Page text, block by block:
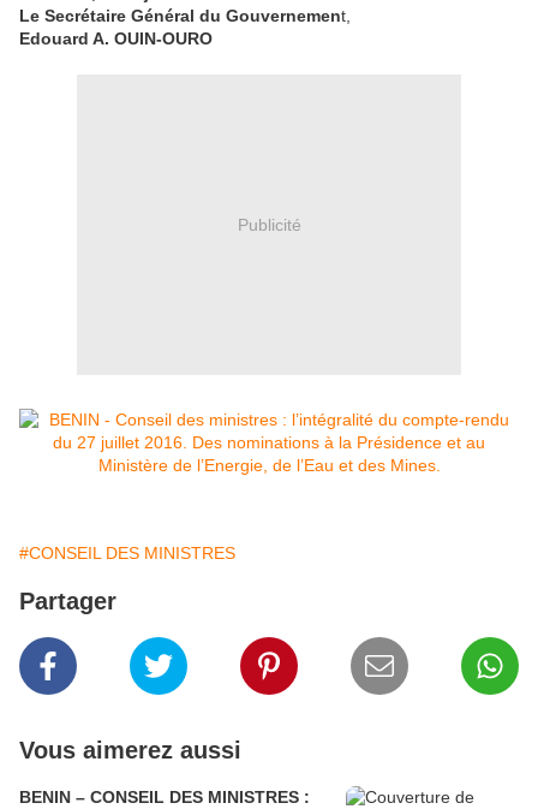
Le Secrétaire Général du Gouvernement,
Edouard A. OUIN-OURO
Publicité
#CONSEIL DES MINISTRES
Partager
Vous aimerez aussi
BENIN – CONSEIL DES MINISTRES :